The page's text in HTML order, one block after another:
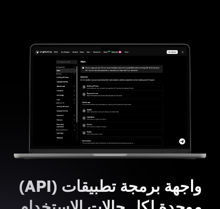
واجهة برمجة تطبيقات (API)